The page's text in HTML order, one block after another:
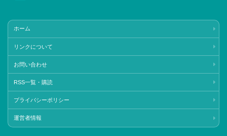
ホーム
リンクについて
お問い合わせ
RSS一覧・購読
プライバシーポリシー
運営者情報